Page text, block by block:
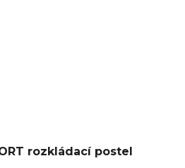
rozkládací postel